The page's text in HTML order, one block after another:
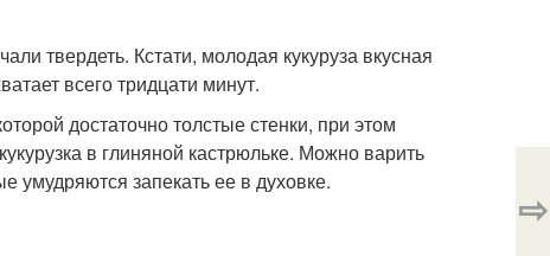
твердеть. Кстати, молодая кукуруза вкусная
всего тридцати минут.
достаточно толстые стенки, при этом
в глиняной кастрюльке. Можно варить
умудряются запекать ее в духовке.
⇨